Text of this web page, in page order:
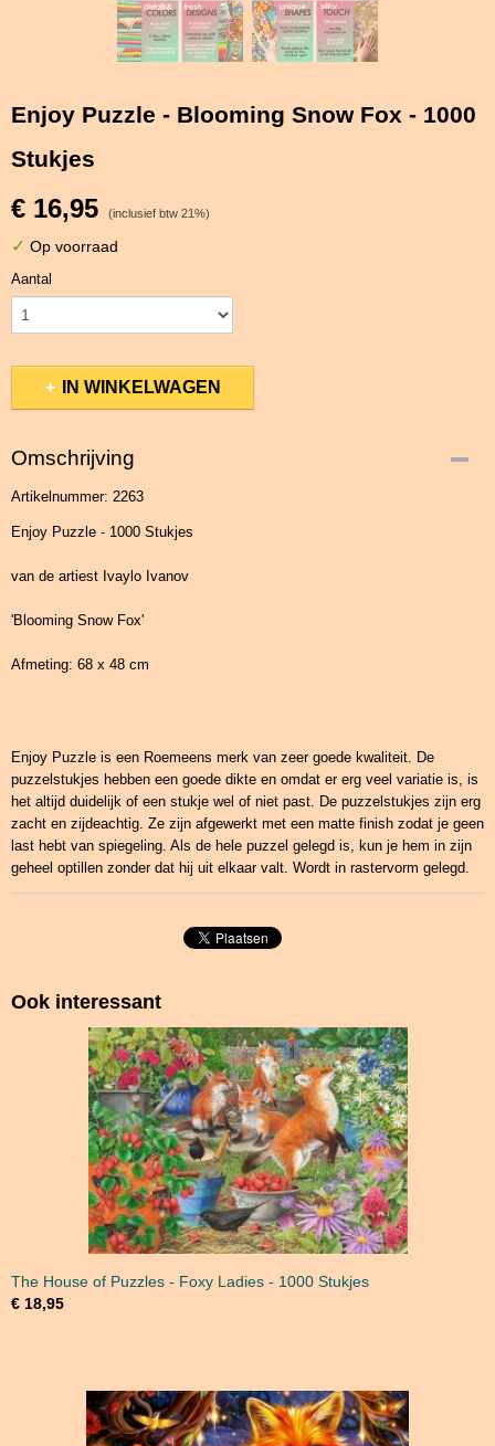
Enjoy Puzzle - Blooming Snow Fox - 1000
Stukjes
€ 16,95 (inclusief btw 21%)
✓ Op voorraad
Aantal
IN WINKELWAGEN
Omschrijving
Artikelnummer: 2263
Enjoy Puzzle - 1000 Stukjes
van de artiest Ivaylo Ivanov
'Blooming Snow Fox'
Afmeting: 68 x 48 cm
Enjoy Puzzle is een Roemeens merk van zeer goede kwaliteit. De
puzzelstukjes hebben een goede dikte en omdat er erg veel variatie is, is
het altijd duidelijk of een stukje wel of niet past. De puzzelstukjes zijn erg
zacht en zijdeachtig. Ze zijn afgewerkt met een matte finish zodat je geen
last hebt van spiegeling. Als de hele puzzel gelegd is, kun je hem in zijn
geheel optillen zonder dat hij uit elkaar valt. Wordt in rastervorm gelegd.
Ook interessant
The House of Puzzles - Foxy Ladies - 1000 Stukjes
€ 18,95